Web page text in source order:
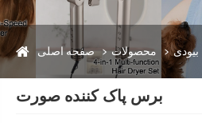
صفحه اصلی محصولات بیودی
برس پاک کننده صورت